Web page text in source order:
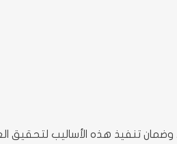
تنفيذ هذه الأساليب لتحقيق